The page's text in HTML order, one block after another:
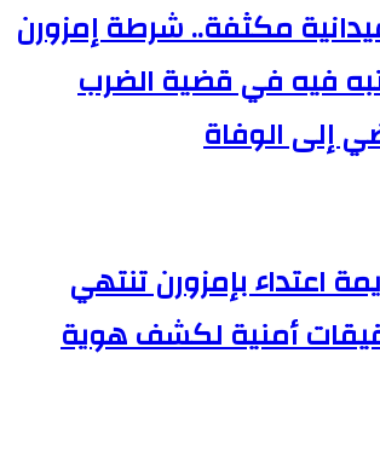
مكثفة.. شرطة إمزورن
فيه في قضية الضرب
إلى الوفاة
اعتداء بإمزورن تنتهي
أمنية لكشف هوية